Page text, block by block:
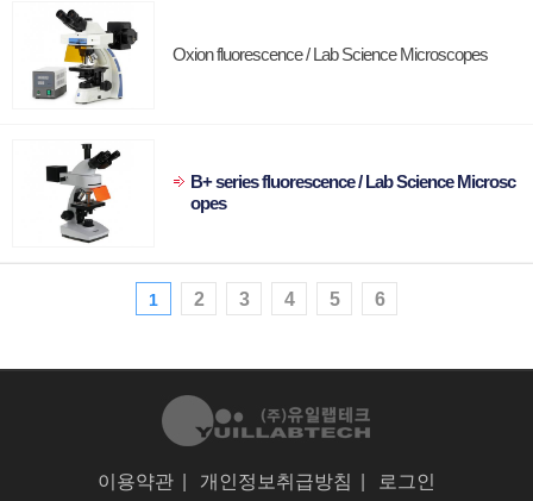
Oxion fluorescence / Lab Science Microscopes
B+ series fluorescence / Lab Science Microsc
opes
1 2 3 4 5 6
이용약관 개인정보취급방침 로그인